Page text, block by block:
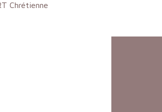
Chrétienne